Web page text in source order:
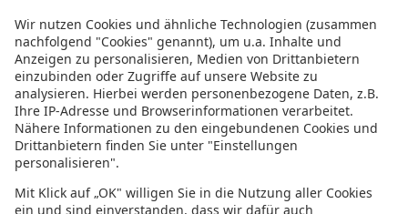
Informationen zur Barrierefreiheit
Datenschutz
Datenschutzeinstellungen